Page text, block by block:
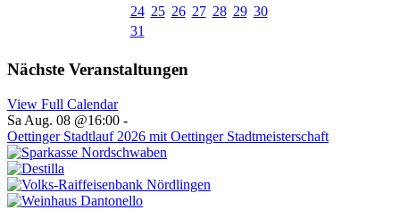
24 25 26 27 28 29 30
31
Nächste Veranstaltungen
View Full Calendar
Sa Aug. 08 @16:00 -
Oettinger Stadtlauf 2026 mit Oettinger Stadtmeisterschaft